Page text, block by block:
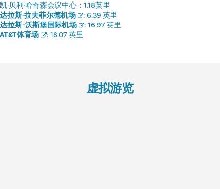
凯·贝利·哈奇森会议中心： 1.18英里
达拉斯·拉夫菲尔德机场
: 6.39 英里
达拉斯-沃斯堡国际机场
: 16.97 英里
AT&T体育场
: 18.07 英里
虚拟游览